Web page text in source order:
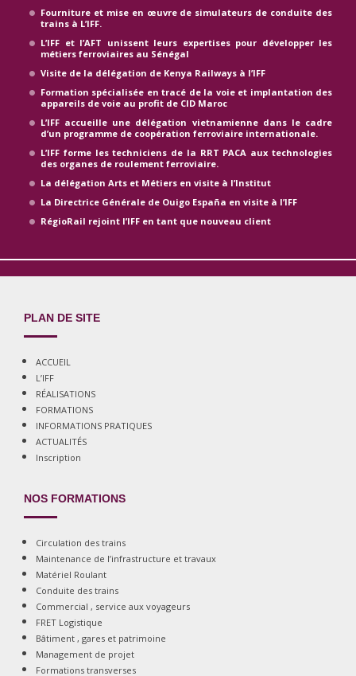
Fourniture et mise en œuvre de simulateurs de conduite des
trains à L’IFF.
L’IFF et l’AFT unissent leurs expertises pour développer les
métiers ferroviaires au Sénégal
Visite de la délégation de Kenya Railways à l’IFF
Formation spécialisée en tracé de la voie et implantation des
appareils de voie au profit de CID Maroc
L’IFF accueille une délégation vietnamienne dans le cadre
d’un programme de coopération ferroviaire internationale.
L’IFF forme les techniciens de la RRT PACA aux technologies
des organes de roulement ferroviaire.
La délégation Arts et Métiers en visite à l’Institut
La Directrice Générale de Ouigo España en visite à l’IFF
RégioRail rejoint l’IFF en tant que nouveau client
PLAN DE SITE
ACCUEIL
L’IFF
RÉALISATIONS
FORMATIONS
INFORMATIONS PRATIQUES
ACTUALITÉS
Inscription
NOS FORMATIONS
Circulation des trains
Maintenance de l’infrastructure et travaux
Matériel Roulant
Conduite des trains
Commercial , service aux voyageurs
FRET Logistique
Bâtiment , gares et patrimoine
Management de projet
Formations transverses